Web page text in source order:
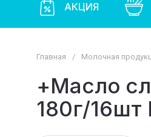
АКЦИЯ
Главная / Молочная
+Масло
180г/